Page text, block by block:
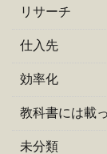
リサーチ
仕入先
効率化
教科書には載
未分類